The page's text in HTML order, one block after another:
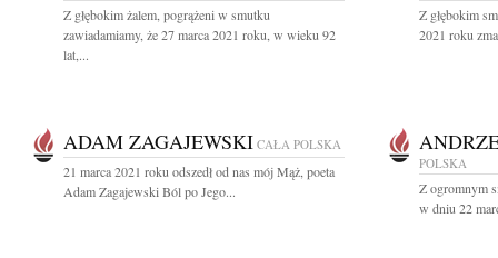
Z głębokim żalem, pogrążeni w smutku
zawiadamiamy, że 27 marca 2021 roku, w wieku 92
lat,...
Z głębokim
2021 roku
ADAM ZAGAJEWSKI CAŁA POLSKA
21 marca 2021 roku odszedł od nas mój Mąż, poeta
Adam Zagajewski Ból po Jego...
POLSKA
Z ogromnym
w dniu 22